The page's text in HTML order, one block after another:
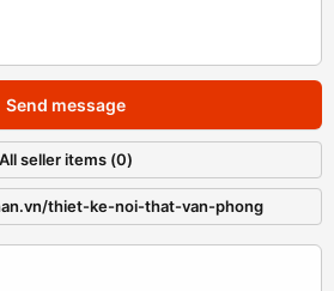
Send message
All seller items (0)
thiet-ke-noi-that-van-phong